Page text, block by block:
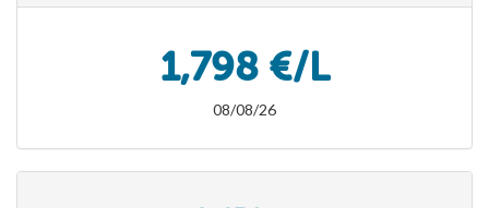
1,798 €/L
08/08/26